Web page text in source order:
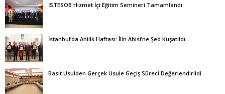
İSTESOB Hizmet İçi Eğitim Semineri Tamamlandı
İstanbul’da Ahilik Haftası: İlin Ahisi’ne Şed Kuşatıldı
Basit Usulden Gerçek Usule Geçiş Süreci Değerlendirildi